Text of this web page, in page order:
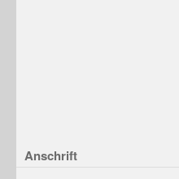
Anschrift